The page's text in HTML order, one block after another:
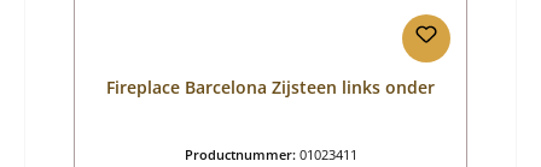
Fireplace Barcelona Zijsteen links onder
Productnummer: 01023411